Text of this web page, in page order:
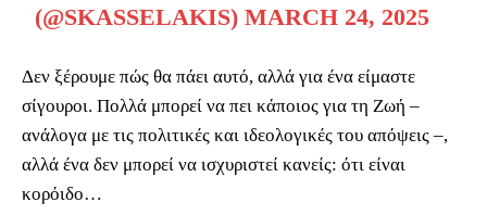
(@SKASSELAKIS)MARCH 24, 2025
Δεν ξέρουμε πώς θα πάει αυτό, αλλά για ένα είμαστε
σίγουροι. Πολλά μπορεί να πει κάποιος για τη Ζωή –
ανάλογα με τις πολιτικές και ιδεολογικές του απόψεις –,
αλλά ένα δεν μπορεί να ισχυριστεί κανείς: ότι είναι
κορόιδο…